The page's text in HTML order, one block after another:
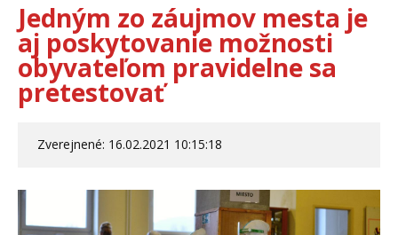
Jedným zo záujmov mesta je
aj poskytovanie možnosti
obyvateľom pravidelne sa
pretestovať
Zverejnené: 16.02.2021 10:15:18